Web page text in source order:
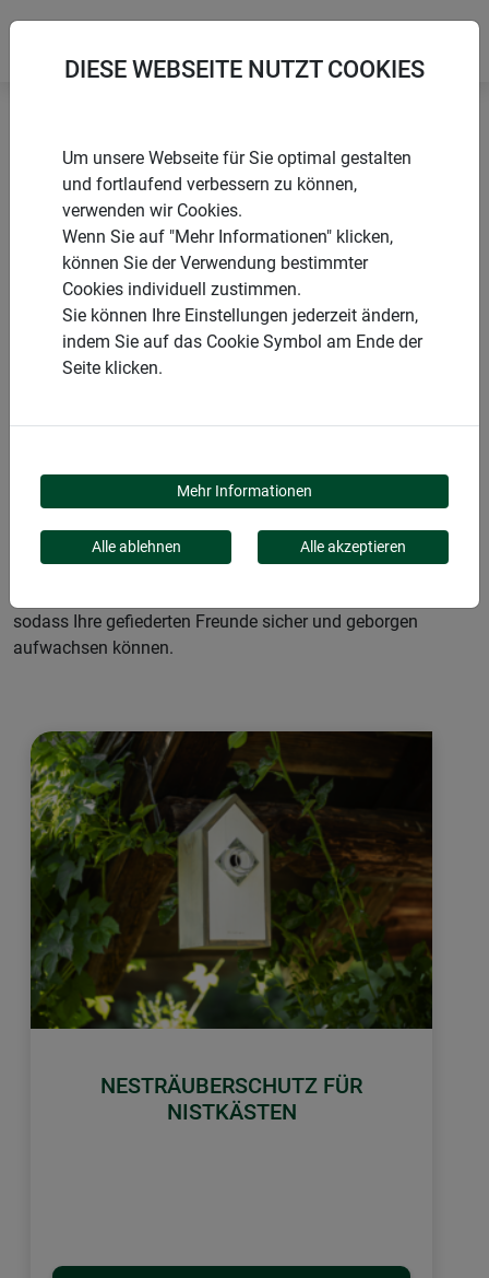
Startseite Produkte Garten
Tiere im Garten
Nistkästen
PRODUKTKATEGORIE
NISTKÄSTEN
gemütliches Zuhause für heimische Wildvögel. Sie sind
wie Eichhörnchen und Katzen zuverlässig ab. Dank
einfacher Anbringung können die Kästen mühelos platziert
sodass Ihre gefiederten Freunde sicher und geborgen
aufwachsen können.
NESTRÄUBERSCHUTZ FÜR
NISTKÄSTEN
DIESE WEBSEITE NUTZT COOKIES
Um unsere Webseite für Sie optimal gestalten
und fortlaufend verbessern zu können,
verwenden wir Cookies.
Wenn Sie auf "Mehr Informationen" klicken,
können Sie der Verwendung bestimmter
Cookies individuell zustimmen.
Sie können Ihre Einstellungen jederzeit ändern,
indem Sie auf das Cookie Symbol am Ende der
Seite klicken.
Mehr Informationen
Alle ablehnen Alle akzeptieren